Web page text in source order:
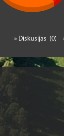
» Diskusijas (0)